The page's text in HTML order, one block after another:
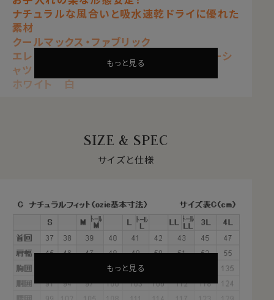
ナチュラルな風合いと吸水速乾ドライに優れた
素材
クールマックス・ファブリック
エレガントなノータイ専用イタリアンカラーシ
ャツ
ホワイト 白
【 ワイドカラー 】【 長袖 】
・汗や水分を吸い上げ、蒸発させる吸水速乾のドライ素材
・衣服内をドライに保ち、日常の快適な着心地をサポート
・シワになりにくい形態安定
・綿素材をブレンドすることで、自然な風合いを感じる素
材
これらの特長を備えた素材が、綿混のクールマックス®フ
ァブリックです。
もっと見る
SIZE & SPEC
サイズと仕様
もっと見る